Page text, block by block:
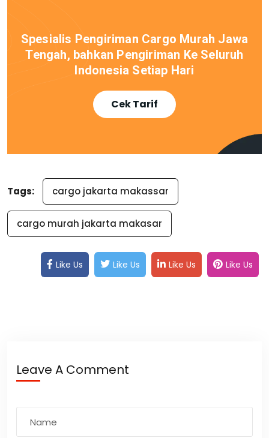
Spesialis Pengiriman Cargo Murah Jawa
Tengah, bahkan Pengiriman Ke Seluruh
Indonesia Setiap Hari
Cek Tarif
Tags: cargo jakarta makassar
cargo murah jakarta makasar
Like Us Like Us Like Us Like Us
Leave A Comment